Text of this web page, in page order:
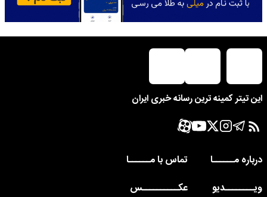
این تیتر کمینه ترین رسانه خبری ایران
درباره مــــــا
تماس با مــــــا
ویــــــــدیو
عکــــــــــس